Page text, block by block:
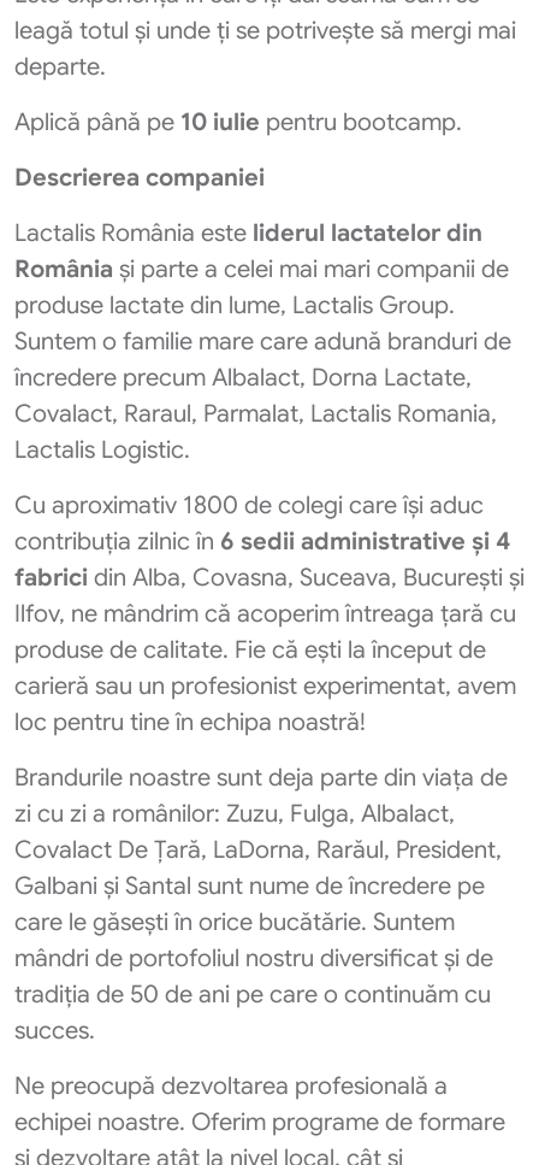
leagă totul și unde ți se potrivește să mergi mai
departe.
Aplică până pe 10 iulie pentru bootcamp.
Descrierea companiei
Lactalis România este liderul lactatelor din
România și parte a celei mai mari companii de
produse lactate din lume, Lactalis Group.
Suntem o familie mare care adună branduri de
încredere precum Albalact, Dorna Lactate,
Covalact, Raraul, Parmalat, Lactalis Romania,
Lactalis Logistic.
Cu aproximativ 1800 de colegi care își aduc
contribuția zilnic în 6 sedii administrative și 4
fabrici din Alba, Covasna, Suceava, București și
Ilfov, ne mândrim că acoperim întreaga țară cu
produse de calitate. Fie că ești la început de
carieră sau un profesionist experimentat, avem
loc pentru tine în echipa noastră!
Brandurile noastre sunt deja parte din viața de
zi cu zi a românilor: Zuzu, Fulga, Albalact,
Covalact De Țară, LaDorna, Rarăul, President,
Galbani și Santal sunt nume de încredere pe
care le găsești în orice bucătărie. Suntem
mândri de portofoliul nostru diversificat și de
tradiția de 50 de ani pe care o continuăm cu
succes.
Ne preocupă dezvoltarea profesională a
echipei noastre. Oferim programe de formare
și dezvoltare atât la nivel local, cât și